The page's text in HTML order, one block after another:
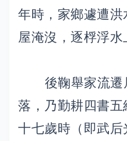
年時，家鄉遽遭
屋淹沒，逐桴浮水
後鞠舉家流遷
落，乃勤耕四書五
十七歲時（即武